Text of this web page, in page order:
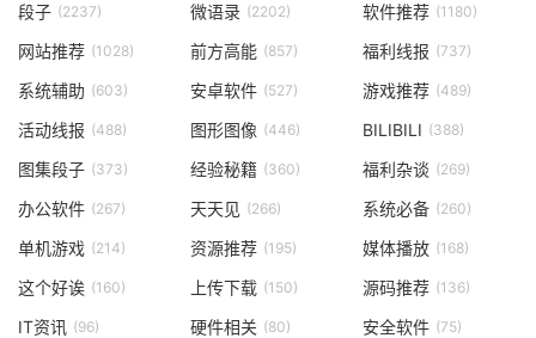
段子 (2237) 微语录 (2202) 软件推荐 (1180)
网站推荐 (1028) 前方高能 (857) 福利线报 (737)
系统辅助 (603) 安卓软件 (527) 游戏推荐 (489)
活动线报 (488) 图形图像 (446) BILIBILI (388)
图集段子 (373) 经验秘籍 (360) 福利杂谈 (269)
办公软件 (267) 天天见 (266) 系统必备 (260)
单机游戏 (214) 资源推荐 (195) 媒体播放 (168)
这个好诶 (160) 上传下载 (150) 源码推荐 (136)
IT资讯 (96) 硬件相关 (80) 安全软件 (75)